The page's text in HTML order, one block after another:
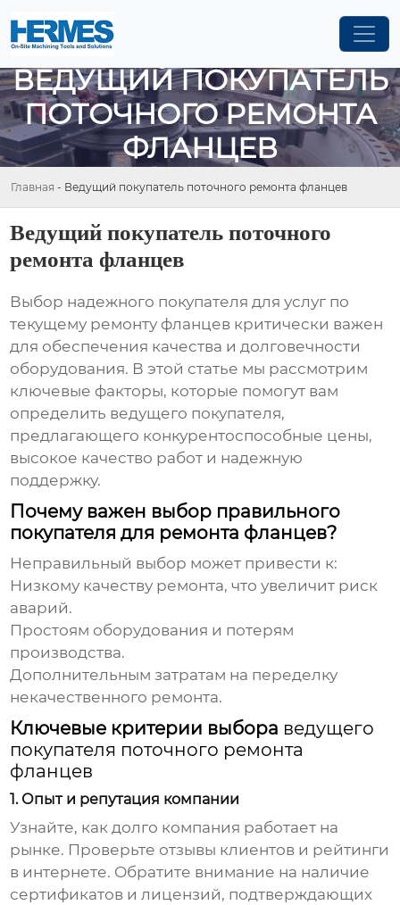
ВЕДУЩИЙ ПОКУПАТЕЛЬ
ПОТОЧНОГО РЕМОНТА
ФЛАНЦЕВ
Главная - Ведущий покупатель поточного ремонта фланцев
Ведущий покупатель поточного
ремонта фланцев
Выбор надежного покупателя для услуг по
текущему ремонту фланцев критически важен
для обеспечения качества и долговечности
оборудования. В этой статье мы рассмотрим
ключевые факторы, которые помогут вам
определить ведущего покупателя,
предлагающего конкурентоспособные цены,
высокое качество работ и надежную
поддержку.
Почему важен выбор правильного
покупателя для ремонта фланцев?
Неправильный выбор может привести к:
Низкому качеству ремонта, что увеличит риск
аварий.
Простоям оборудования и потерям
производства.
Дополнительным затратам на переделку
некачественного ремонта.
Ключевые критерии выбора ведущего
покупателя поточного ремонта
фланцев
1. Опыт и репутация компании
Узнайте, как долго компания работает на
рынке. Проверьте отзывы клиентов и рейтинги
в интернете. Обратите внимание на наличие
сертификатов и лицензий, подтверждающих